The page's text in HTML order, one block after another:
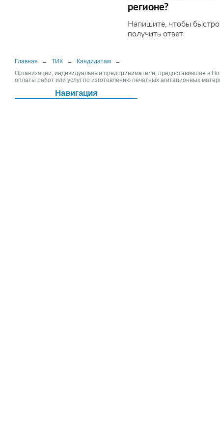
регионе?
Напишите, чтобы быстро
получить ответ
Главная → ТИК → Кандидатам
→
Организации, индивидуальные предприниматели, предоставившие в
оплаты работ или услуг по изготовлению печатных агитационных
Навигация